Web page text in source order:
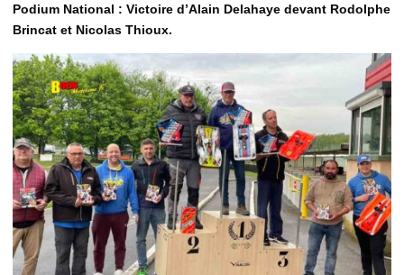
Podium National : Victoire d’Alain Delahaye devant Rodolphe
Brincat et Nicolas Thioux.